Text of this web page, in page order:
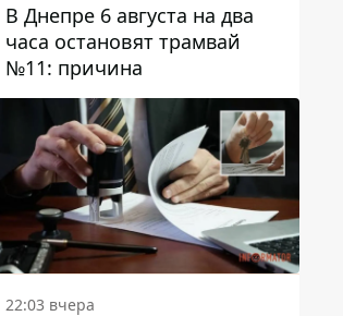
В Днепре 6 августа на два
часа остановят трамвай
№11: причина
22:03 вчера